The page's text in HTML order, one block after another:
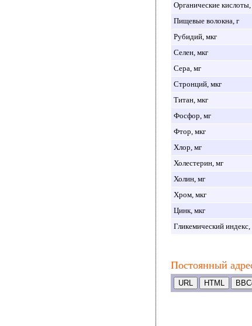
Органические кислоты,
Пищевые волокна, г
Рубидий, мкг
Селен, мкг
Сера, мг
Стронций, мкг
Титан, мкг
Фосфор, мг
Фтор, мкг
Хлор, мг
Холестерин, мг
Холин, мг
Хром, мкг
Цинк, мкг
Гликемический индекс,
Постоянный